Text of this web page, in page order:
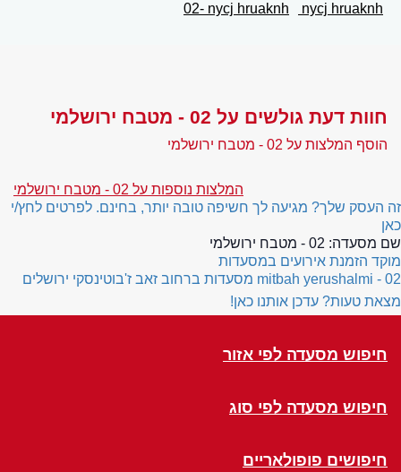
02- nycj hruaknh
nycj hruaknh
חוות דעת גולשים על 02 - מטבח ירושלמי
הוסף המלצות על 02 - מטבח ירושלמי
המלצות נוספות על 02 - מטבח ירושלמי
זה העסק שלך? מגיעה לך חשיפה טובה יותר, בחינם. לפרטים לחץ/י
כאן
שם מסעדה: 02 - מטבח ירושלמי
מוקד הזמנת אירועים במסעדות
02 - mitbah yerushalmi
מסעדות ברחוב זאב ז'בוטינסקי ירושלים
מצאת טעות? עדכן אותנו כאן!
חיפוש מסעדה לפי אזור
חיפוש מסעדה לפי סוג
חיפושים פופולאריים